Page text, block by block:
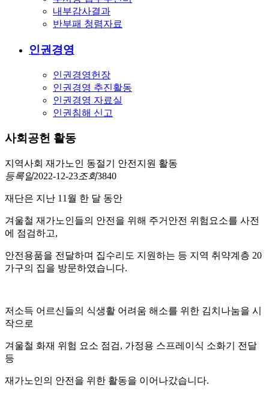
내부감사결과
반부패 청렴자료
인권경영
인권경영헌장
인권경영 추진활동
인권경영 자료실
인권침해 신고
사회공헌 활동
지역사회 재가노인 동절기 안전지원 활동
등록일2022-12-23조회3840
재단은 지난 11 월 한 달 동안
겨울철 재가노인들의 안전을 위해 주거안전 위험요소를 사전
에 점검하고,
안전용품을 전달하며 집수리도 지원하는 등 지역 취약계층 20
가구의 집을 방문하였습니다.
저소득 어르신들의 식생활 어려움 해소를 위한 김치나눔을 시
작으로
겨울철 화재 위험 요소 점검, 가정용 스프레이식 소화기 전달
등
재가노인의 안전을 위한 활동을 이어나갔습니다.